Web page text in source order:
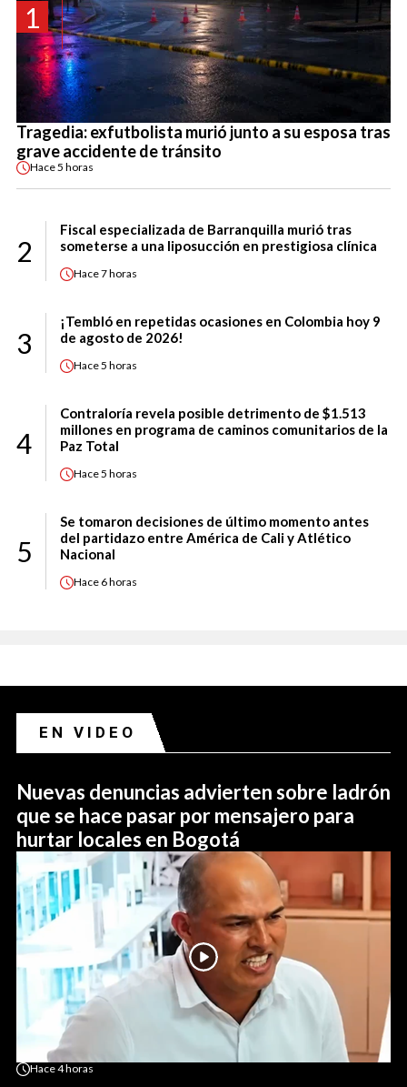
1
Tragedia: exfutbolista murió junto a su esposa tras
grave accidente de tránsito
Hace5 horas
2
Fiscal especializada de Barranquilla murió tras
someterse a una liposucción en prestigiosa clínica
Hace7 horas
3
¡Tembló en repetidas ocasiones en Colombia hoy 9
de agosto de 2026!
Hace5 horas
4
Contraloría revela posible detrimento de $1.513
millones en programa de caminos comunitarios de la
Paz Total
Hace5 horas
5
Se tomaron decisiones de último momento antes
del partidazo entre América de Cali y Atlético
Nacional
Hace 6 horas
EN VIDEO
Nuevas denuncias advierten sobre ladrón
que se hace pasar por mensajero para
hurtar locales en Bogotá
Hace4 horas